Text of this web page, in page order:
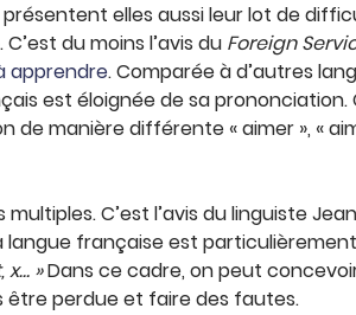
elles aussi leur lot de
du moins l’avis du Foreign
apprendre. Comparée à d’autres
est éloignée de sa
manière différente « aimer », «
C’est l’avis du linguiste
langue française est
x… »Dans ce cadre, on peut
être perdue et faire des fautes.